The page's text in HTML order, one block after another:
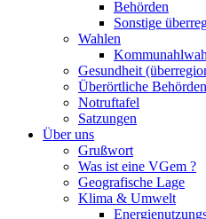
Behörden
Sonstige
Wahlen
Gesundheit
Überörtliche Behörden
Notruftafel
Satzungen
Über uns
Grußwort
Was ist eine VGem ?
Geografische Lage
Klima & Umwelt